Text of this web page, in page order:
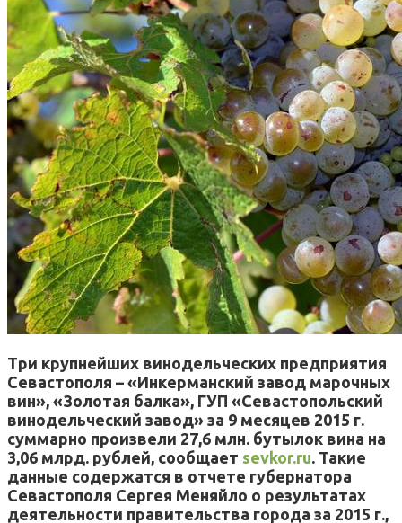
Три крупнейших винодельческих предприятия
Севастополя – «Инкерманский завод марочных
вин», «Золотая балка», ГУП «Севастопольский
винодельческий завод» за 9 месяцев 2015 г.
суммарно произвели 27,6 млн. бутылок вина на
3,06 млрд. рублей, сообщает sevkor.ru. Такие
данные содержатся в отчете губернатора
Севастополя Сергея Меняйло о результатах
деятельности правительства города за 2015 г.,